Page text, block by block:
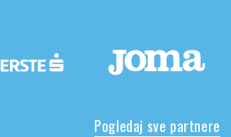
Pogledaj sve partnere